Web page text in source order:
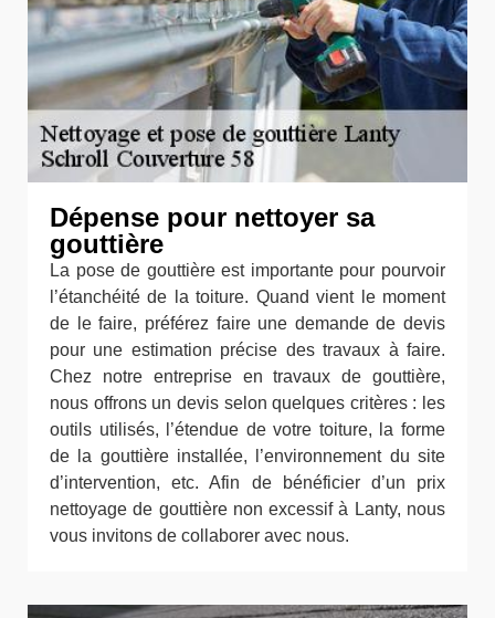
Dépense pour nettoyer sa
gouttière
La pose de gouttière est importante pour pourvoir
l’étanchéité de la toiture. Quand vient le moment
de le faire, préférez faire une demande de devis
pour une estimation précise des travaux à faire.
Chez notre entreprise en travaux de gouttière,
nous offrons un devis selon quelques critères : les
outils utilisés, l’étendue de votre toiture, la forme
de la gouttière installée, l’environnement du site
d’intervention, etc. Afin de bénéficier d’un prix
nettoyage de gouttière non excessif à Lanty, nous
vous invitons de collaborer avec nous.